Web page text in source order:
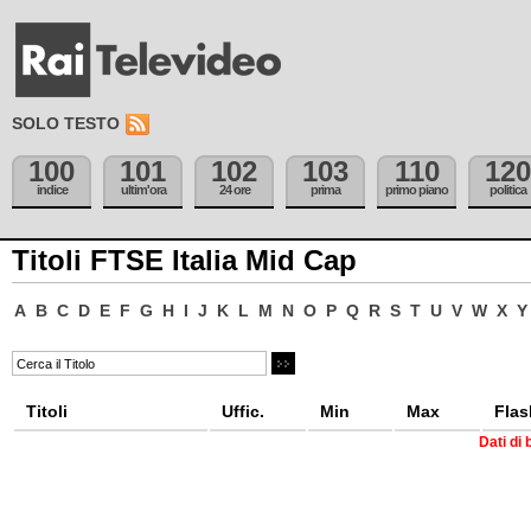
SOLO TESTO
100
indice
101
ultim'ora
102
24 ore
103
prima
110
primo piano
120
politica
Titoli FTSE Italia Mid Cap
A B C D E F G H I J K L M N O P Q R S T U V W X Y
Titoli Uffic. Min Max
Dati di